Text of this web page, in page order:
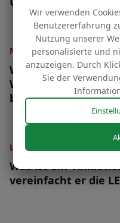
NEUIGKEITEN
Wer steht hinter
Warum tokenisierte
brauchen
LEI
Was ist ein
vereinfacht er die
Wir verwenden
Benutzererfahrung
Nutzung unserer
personalisierte und
anzuzeigen. Durch
Sie der